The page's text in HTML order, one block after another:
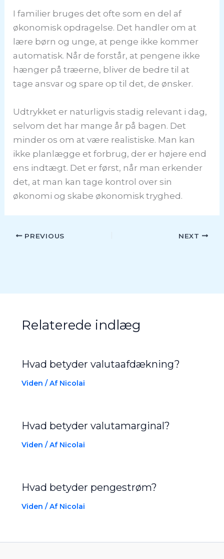
I familier bruges det ofte som en del af
økonomisk opdragelse. Det handler om at
lære børn og unge, at penge ikke kommer
automatisk. Når de forstår, at pengene ikke
hænger på træerne, bliver de bedre til at
tage ansvar og spare op til det, de ønsker.
Udtrykket er naturligvis stadig relevant i dag,
selvom det har mange år på bagen. Det
minder os om at være realistiske. Man kan
ikke planlægge et forbrug, der er højere end
ens indtægt. Det er først, når man erkender
det, at man kan tage kontrol over sin
økonomi og skabe økonomisk tryghed.
PREVIOUS NEXT
Relaterede indlæg
Hvad betyder valutaafdækning?
Viden / Af Nicolai
Hvad betyder valutamarginal?
Viden / Af Nicolai
Hvad betyder pengestrøm?
Viden / Af Nicolai